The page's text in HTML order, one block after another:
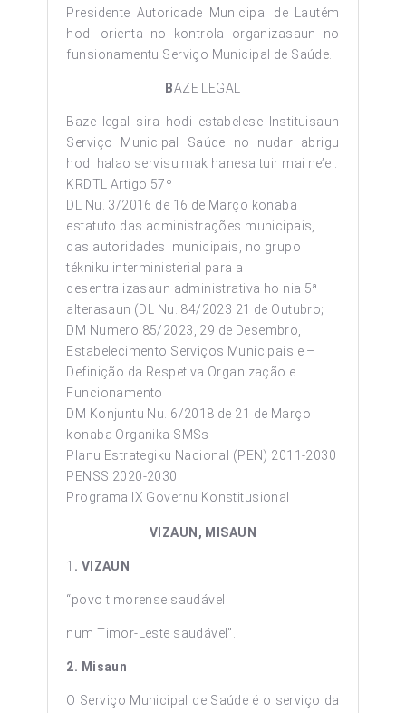
Presidente Autoridade Municipal de Lautém
hodi orienta no kontrola organizasaun no
funsionamentu Serviço Municipal de Saúde.
BAZE LEGAL
Baze legal sira hodi estabelese Instituisaun
Serviço Municipal Saúde no nudar abrigu
hodi halao servisu mak hanesa tuir mai ne’e :
KRDTL Artigo 57º
DL Nu. 3/2016 de 16 de Março konaba
estatuto das administrações municipais,
das autoridades municipais, no grupo
tékniku interministerial para a
desentralizasaun administrativa ho nia 5ª
alterasaun (DL Nu. 84/2023 21 de Outubro;
DM Numero 85/2023, 29 de Desembro,
Estabelecimento Serviços Municipais e –
Definição da Respetiva Organização e
Funcionamento
DM Konjuntu Nu. 6/2018 de 21 de Março
konaba Organika SMSs
Planu Estrategiku Nacional (PEN) 2011-2030
PENSS 2020-2030
Programa IX Governu Konstitusional
VIZAUN, MISAUN
1 . VIZAUN
“povo timorense saudável
num Timor-Leste saudável”.
2. Misaun
O Serviço Municipal de Saúde é o serviço da